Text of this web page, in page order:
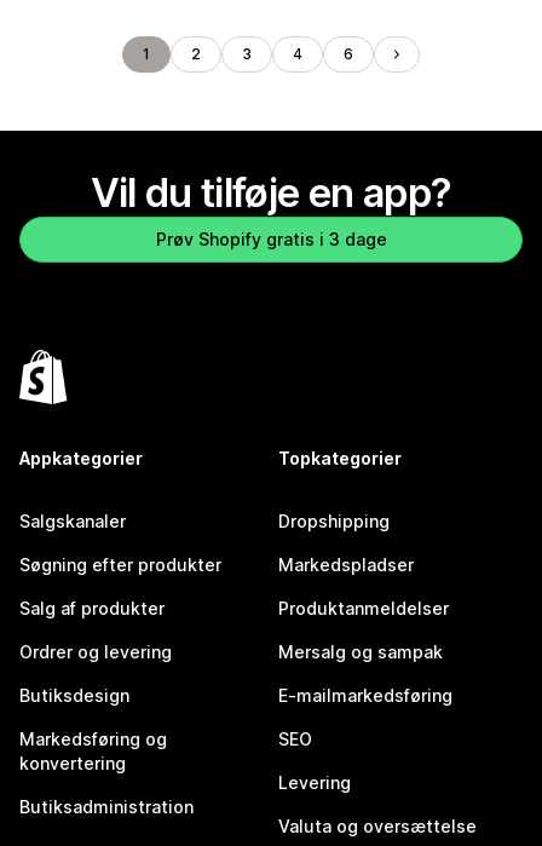
1 2 3 4 6
Vil du tilføje en app?
Prøv Shopify gratis i 3 dage
Appkategorier
Salgskanaler
Søgning efter produkter
Salg af produkter
Ordrer og levering
Butiksdesign
Markedsføring og
konvertering
Butiksadministration
Topkategorier
Dropshipping
Markedspladser
Produktanmeldelser
Mersalg og sampak
E-mailmarkedsføring
SEO
Levering
Valuta og oversættelse